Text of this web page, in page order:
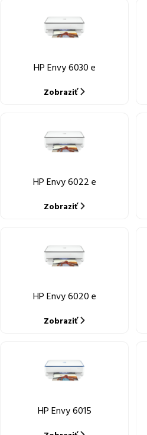
HP Envy 6030 e
Zobraziť
HP Envy 6022 e
Zobraziť
HP Envy 6020 e
Zobraziť
HP Envy 6015